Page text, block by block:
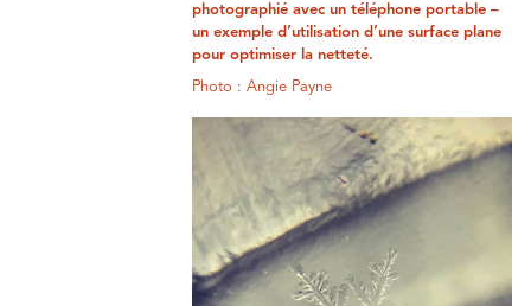
photographié avec un téléphone portable –
un exemple d’utilisation d’une surface plane
pour optimiser la netteté.
Photo : Angie Payne